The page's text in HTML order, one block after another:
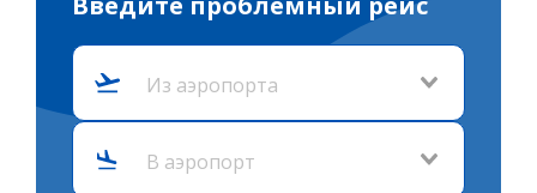
Из аэропорта
В аэропорт